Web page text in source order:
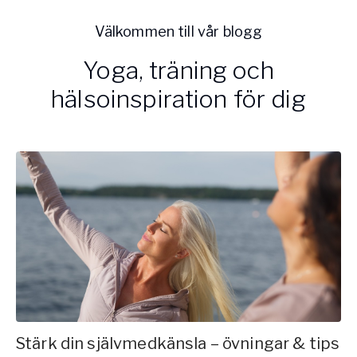
Så stöttar Yogobe patienter, förskrivare och sjukvården
Fysisk aktivitet på recept
Företag
Stöd till arbetsgivare, försäkringsbolag & organisationer
Pausa Smart
Yogobe för yogalärare
Hotell & Konferens
Välkommen till vår blogg
Yoga, träning och
hälsoinspiration för dig
Stärk din självmedkänsla – övningar & tips